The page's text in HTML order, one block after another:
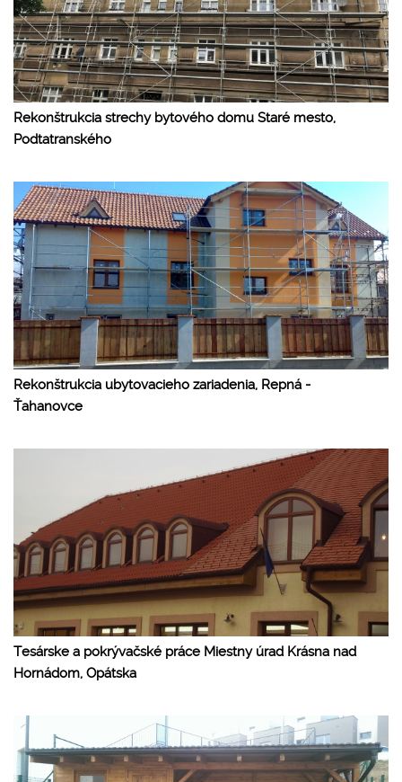
Rekonštrukcia strechy bytového domu Staré mesto,
Podtatranského
Rekonštrukcia ubytovacieho zariadenia, Repná -
Ťahanovce
Tesárske a pokrývačské práce Miestny úrad Krásna nad
Hornádom, Opátska